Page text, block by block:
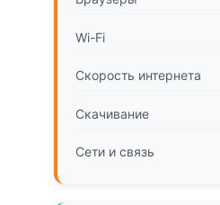
Wi-Fi
Скорость интернета
Скачивание
Сети и связь